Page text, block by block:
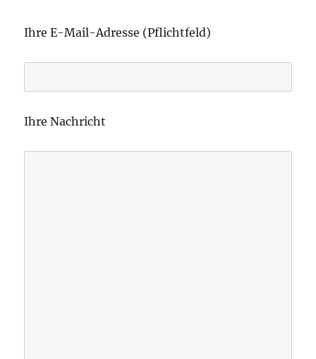
i
e
a
s
Ihre E-Mail-Adresse (Pflichtfeld)
Ihre Nachricht